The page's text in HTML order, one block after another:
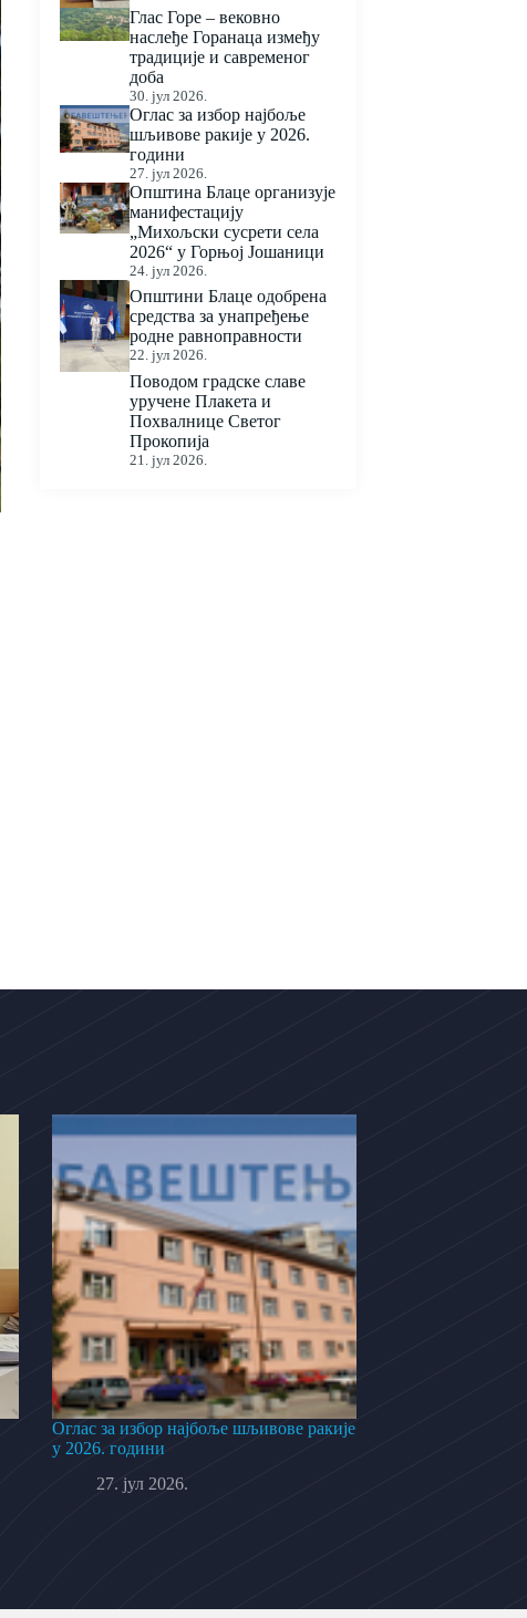
Глас Горе – вековно
наслеђе Горанаца између
традиције и савременог
доба
30. јул 2026.
Оглас за избор најбоље
шљивове ракије у 2026.
години
27. јул 2026.
Општина Блаце организује
манифестацију
„Михољски сусрети села
2026“ у Горњој Јошаници
24. јул 2026.
Општини Блаце одобрена
средства за унапређење
родне равноправности
22. јул 2026.
Поводом градске славе
уручене Плакета и
Похвалнице Светог
Прокопија
21. јул 2026.
Оглас за избор најбоље шљивове ракије
у 2026. години
27. јул 2026.